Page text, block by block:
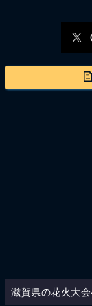
滋賀県の花火大